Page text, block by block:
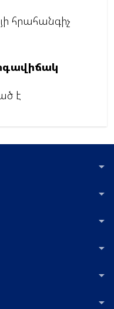
հրահանգիչ
է